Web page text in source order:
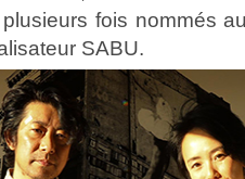
fois nommés
SABU.